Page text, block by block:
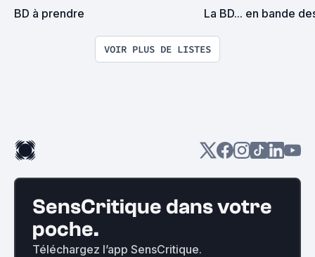
BD à prendre La BD... en bande
VOIR PLUS DE LISTES
SensCritique dans votre
poche.
Téléchargez l’app SensCritique.